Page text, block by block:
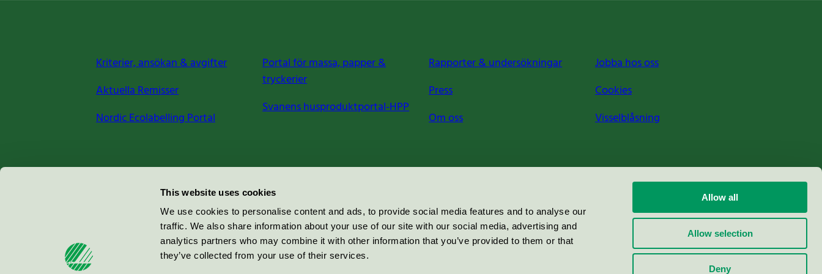
This website uses cookies
We use cookies to personalise content and ads, to provide social media features and to analyse our
traffic. We also share information about your use of our site with our social media, advertising and
analytics partners who may combine it with other information that you’ve provided to them or that
they’ve collected from your use of their services.
Allow all
Allow selection
Deny
Kriterier, ansökan & avgifter
Aktuella Remisser
Nordic Ecolabelling Portal
Portal för massa, papper &
tryckerier
Svanens husproduktportal-HPP
Rapporter & undersökningar
Press
Om oss
Jobba hos oss
Cookies
Visselblåsning
Miljömärkning Sverige AB
100 64